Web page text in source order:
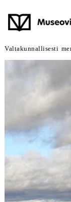
Valtakunnallisesti